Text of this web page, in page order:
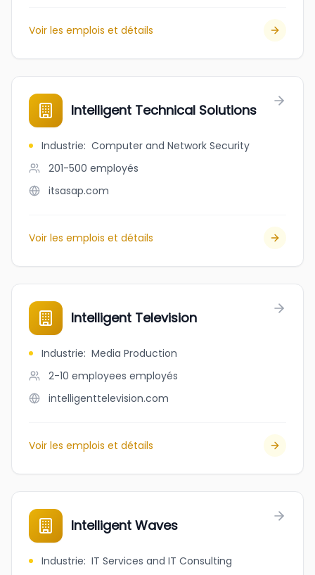
Voir les emplois et détails
Intelligent Technical Solutions
Industrie: Computer and Network Security
201-500 employés
itsasap.com
Voir les emplois et détails
Intelligent Television
Industrie: Media Production
2-10 employees employés
intelligenttelevision.com
Voir les emplois et détails
Intelligent Waves
Industrie: IT Services and IT Consulting